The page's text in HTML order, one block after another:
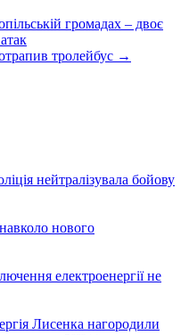
громадах – двоє
тролейбус →
нейтралізувала бойову
нового
електроенергії не
Лисенка нагородили